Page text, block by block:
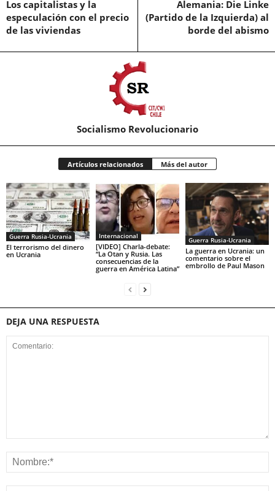
Los capitalistas y la
especulación con el precio
de las viviendas
Alemania: Die Linke
(Partido de la Izquierda) al
borde del abismo
Socialismo Revolucionario
Artículos relacionados Más del autor
Guerra Rusia-Ucrania
El terrorismo del dinero
en Ucrania
Internacional
[VIDEO] Charla-debate:
“La Otan y Rusia. Las
consecuencias de la
guerra en América Latina”
Guerra Rusia-Ucrania
La guerra en Ucrania: un
comentario sobre el
embrollo de Paul Mason
DEJA UNA RESPUESTA